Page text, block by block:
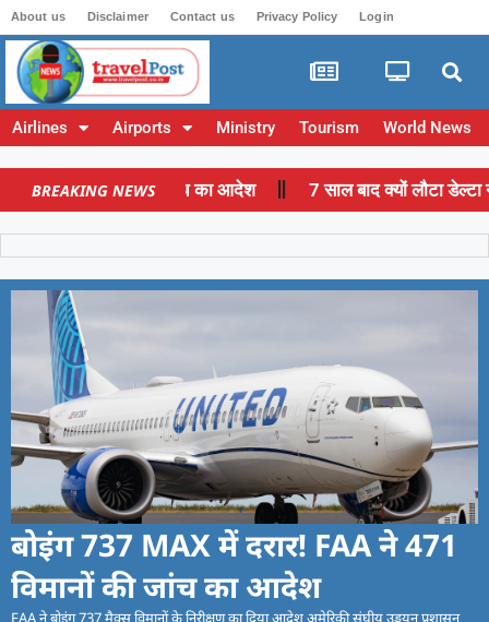
About us Disclaimer Contact us Privacy Policy Login
Airlines Airports Ministry Tourism World News
BREAKING NEWS
की जांच का आदेश 7 साल बाद क्यों लौटा डेल्टा नरीता?
बोइंग 737 MAX में दरार! FAA ने 471
विमानों की जांच का आदेश
FAA ने बोइंग 737 मैक्स विमानों के निरीक्षण का दिया आदेश अमेरिकी संघीय उड्डयन प्रशासन